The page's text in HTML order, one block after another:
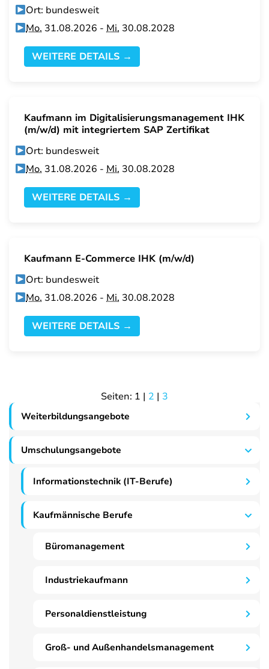
Ort: bundesweit
Mo. 31.08.2026 -Mi. 30.08.2028
WEITERE DETAILS →
Kaufmann im Digitalisierungsmanagement IHK
(m/w/d) mit integriertem SAP Zertifikat
Ort: bundesweit
Mo. 31.08.2026 -Mi. 30.08.2028
WEITERE DETAILS →
Kaufmann E-Commerce IHK (m/w/d)
Ort: bundesweit
Mo. 31.08.2026 -Mi. 30.08.2028
WEITERE DETAILS →
Seiten: 1 | 2 | 3
Weiterbildungsangebote
Umschulungsangebote
Informationstechnik (IT-Berufe)
Kaufmännische Berufe
Büromanagement
Industriekaufmann
Personaldienstleistung
Groß- und Außenhandelsmanagement